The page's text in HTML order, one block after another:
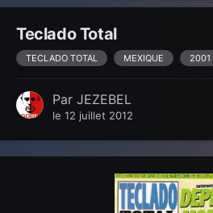
Teclado Total
TECLADO TOTAL MEXIQUE 2001
Par JEZEBEL
le 12 juillet 2012